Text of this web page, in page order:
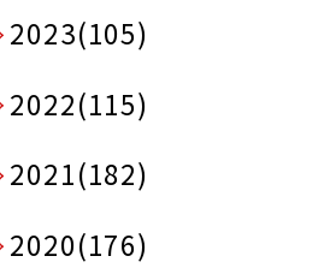
2023(105)
2022(115)
2021(182)
2020(176)